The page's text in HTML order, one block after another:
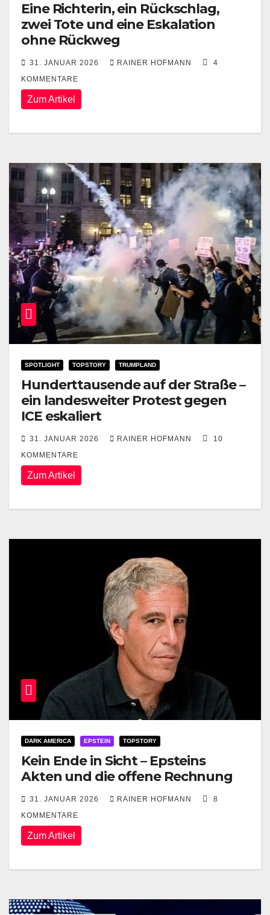
Eine Richterin, ein Rückschlag,
zwei Tote und eine Eskalation
ohne Rückweg
31. JANUAR 2026 RAINER HOFMANN
4
KOMMENTARE
Zum Artikel
SPOTLIGHT TOPSTORY TRUMPLAND
Hunderttausende auf der Straße –
ein landesweiter Protest gegen
ICE eskaliert
31. JANUAR 2026 RAINER HOFMANN
10
KOMMENTARE
Zum Artikel
DARK AMERICA EPSTEIN TOPSTORY
Kein Ende in Sicht – Epsteins
Akten und die offene Rechnung
31. JANUAR 2026 RAINER HOFMANN
8
KOMMENTARE
Zum Artikel